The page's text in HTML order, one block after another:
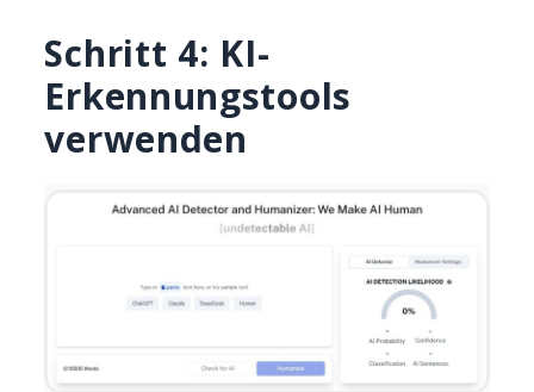
Schritt 4: KI-
Erkennungstools
verwenden